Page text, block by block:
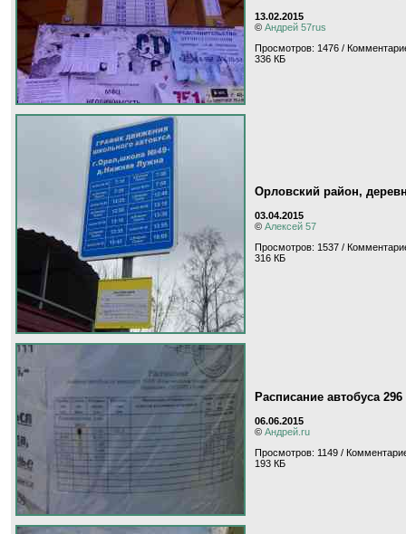
13.02.2015
© Андрей 57rus
Просмотров: 1476 /
336 КБ
Орловский район,
03.04.2015
© Алексей 57
Просмотров: 1537 /
316 КБ
Расписание автобуса
06.06.2015
© Андрей.ru
Просмотров: 1149 /
193 КБ